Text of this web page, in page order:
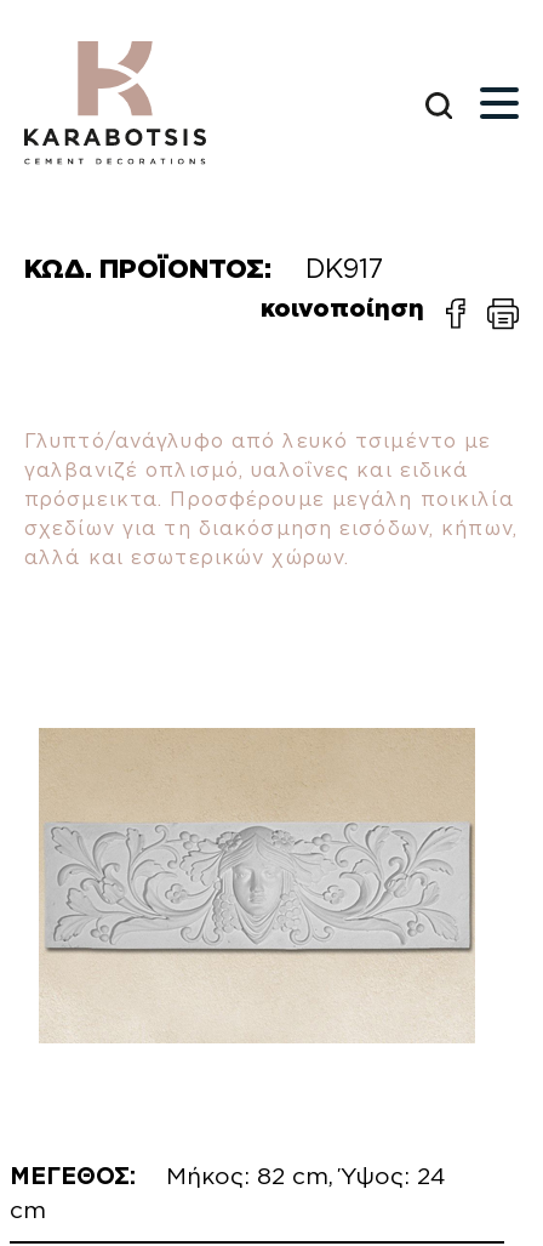
ΚΩΔ. ΠΡΟΪΟΝΤΟΣ: DK917
κοινοποίηση
Γλυπτό/ανάγλυφο από λευκό τσιμέντο με
γαλβανιζέ οπλισμό, υαλοΐνες και ειδικά
πρόσμεικτα. Προσφέρουμε μεγάλη ποικιλία
σχεδίων για τη διακόσμηση εισόδων, κήπων,
αλλά και εσωτερικών χώρων.
ΜΕΓΕΘΟΣ:
Μήκος: 82 cm, Ύψος: 24
cm